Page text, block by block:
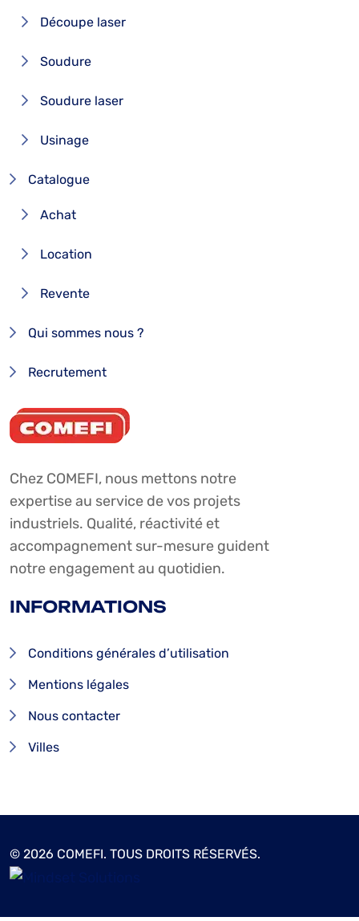
Découpe laser
Soudure
Soudure laser
Usinage
Catalogue
Achat
Location
Revente
Qui sommes nous ?
Recrutement
Chez COMEFI, nous mettons notre
expertise au service de vos projets
industriels. Qualité, réactivité et
accompagnement sur-mesure guident
notre engagement au quotidien.
INFORMATIONS
Conditions générales d’utilisation
Mentions légales
Nous contacter
Villes
© 2026 COMEFI. TOUS DROITS RÉSERVÉS.